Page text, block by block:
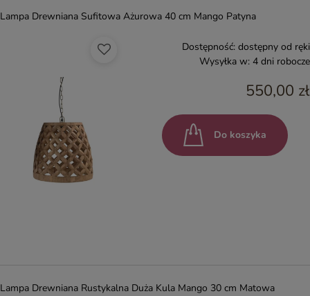
Lampa Drewniana Sufitowa Ażurowa 40 cm Mango Patyna
Dostępność: dostępny od ręki
Wysyłka w: 4 dni robocze
550,00 zł
Do koszyka
Lampa Drewniana Rustykalna Duża Kula Mango 30 cm Matowa